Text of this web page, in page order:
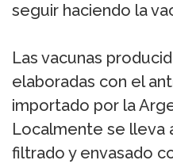
seguir haciendo la
Las vacunas
elaboradas con el
importado por la
Localmente se lleva
filtrado y envasado